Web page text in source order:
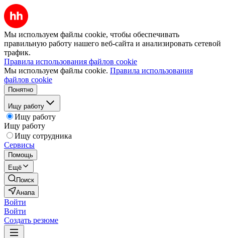
Мы используем файлы cookie, чтобы обеспечивать
правильную работу нашего веб-сайта и анализировать сетевой
трафик.
Правила использования файлов cookie
Мы используем файлы cookie. Правила использования
файлов cookie
Понятно
Ищу работу
Ищу работу
Ищу работу
Ищу сотрудника
Сервисы
Помощь
Ещё
Поиск
Анапа
Войти
Войти
Создать резюме